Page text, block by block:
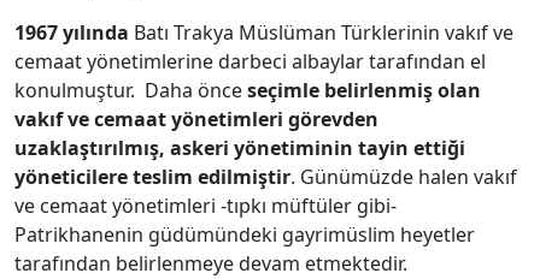
1967 yılında Batı Trakya Müslüman Türklerinin vakıf ve
cemaat yönetimlerine darbeci albaylar tarafından el
konulmuştur. Daha önceseçimle belirlenmiş olan
vakıf ve cemaat yönetimleri görevden
uzaklaştırılmış, askeri yönetiminin tayin ettiği
yöneticilere teslim edilmiştir. Günümüzde halen vakıf
ve cemaat yönetimleri -tıpkı müftüler gibi-
Patrikhanenin güdümündeki gayrimüslim heyetler
tarafından belirlenmeye devam etmektedir.